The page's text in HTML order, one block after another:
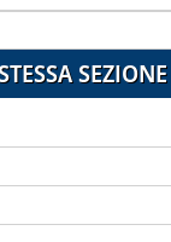
SEZIONE